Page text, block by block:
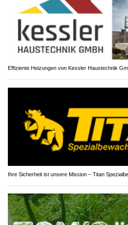
Effiziente Heizungen von Kessler Haustechnik
Ihre Sicherheit ist unsere Mission – Titan